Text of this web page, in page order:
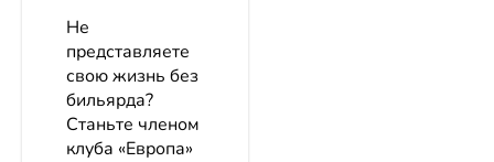
Не
представляете
свою жизнь без
бильярда?
Станьте членом
клуба «Европа»